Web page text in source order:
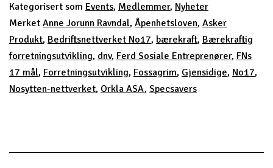
Kategorisert som Events, Medlemmer, Nyheter
Merket Anne Jorunn Ravndal, Åpenhetsloven, Asker
Produkt, Bedriftsnettverket No17, bærekraft, Bærekraftig
forretningsutvikling, dnv, Ferd Sosiale Entreprenører, FNs
17 mål, Forretningsutvikling, Fossagrim, Gjensidige, No17,
Nosytten-nettverket, Orkla ASA, Specsavers